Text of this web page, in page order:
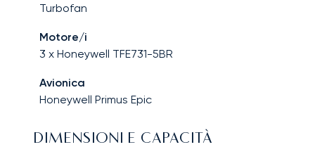
Turbofan
Motore/i
3 x Honeywell TFE731-5BR
Avionica
Honeywell Primus Epic
DIMENSIONI E CAPACITÀ